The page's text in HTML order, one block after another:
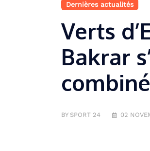
Dernières actualités
Verts
Bakrar
BY SPORT 24 02